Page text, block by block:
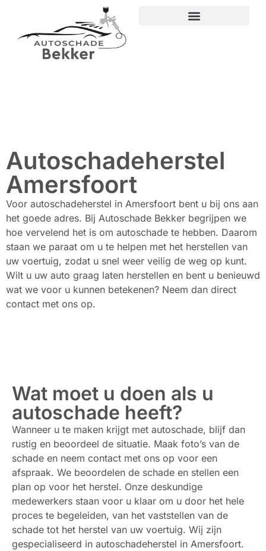
Autoschadeherstel
Amersfoort
Voor autoschadeherstel in Amersfoort bent u bij ons aan
het goede adres. Bij Autoschade Bekker begrijpen we
hoe vervelend het is om autoschade te hebben. Daarom
staan we paraat om u te helpen met het herstellen van
uw voertuig, zodat u snel weer veilig de weg op kunt.
Wilt u uw auto graag laten herstellen en bent u benieuwd
wat we voor u kunnen betekenen? Neem dan direct
contact met ons op.
Wat moet u doen als u
autoschade heeft?
Wanneer u te maken krijgt met autoschade, blijf dan
rustig en beoordeel de situatie. Maak foto’s van de
schade en neem contact met ons op voor een
afspraak. We beoordelen de schade en stellen een
plan op voor het herstel. Onze deskundige
medewerkers staan voor u klaar om u door het hele
proces te begeleiden, van het vaststellen van de
schade tot het herstel van uw voertuig. Wij zijn
gespecialiseerd in autoschadeherstel in Amersfoort.